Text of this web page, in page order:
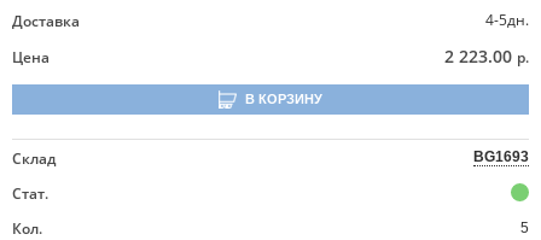
Доставка
4-5дн.
Цена
2 223.00 р.
В КОРЗИНУ
Склад BG1693
Стат.
Кол.
5